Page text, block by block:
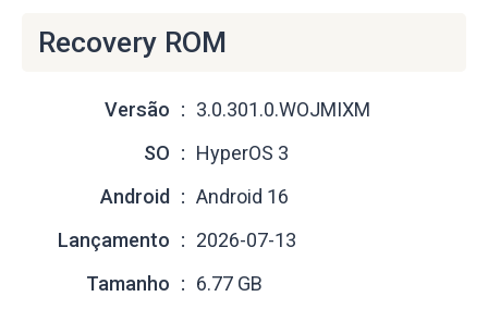
Recovery ROM
Versão
3.0.301.0.WOJMIXM
SO
HyperOS 3
Android
Android 16
Lançamento
2026-07-13
Tamanho
6.77 GB